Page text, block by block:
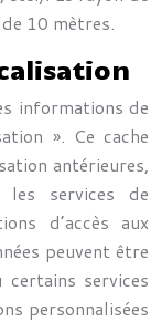
10 mètres.
informations de
». Ce cache
antérieures,
les services de
d’accès aux
peuvent être
services
personnalisées